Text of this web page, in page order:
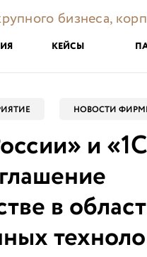
бизнеса,
КЕЙСЫ
НОВОСТИ
и
в